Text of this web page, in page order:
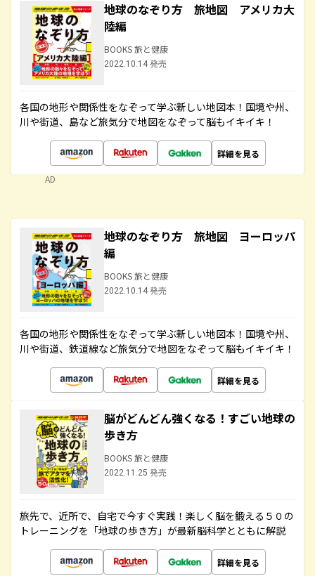
地球のなぞり方 旅地図 アメリカ大
陸編
BOOKS 旅と健康
2022.10.14 発売
各国の地形や関係性をなぞって学ぶ新しい地図本！国境や州、
川や街道、島など旅気分で地図をなぞって脳もイキイキ！
詳細を見る
AD
地球のなぞり方 旅地図 ヨーロッパ
編
BOOKS 旅と健康
2022.10.14 発売
各国の地形や関係性をなぞって学ぶ新しい地図本！国境や州、
川や街道、鉄道線など旅気分で地図をなぞって脳もイキイキ！
詳細を見る
脳がどんどん強くなる！すごい地球の
歩き方
BOOKS 旅と健康
2022.11.25 発売
旅先で、近所で、自宅で今すぐ実践！楽しく脳を鍛える５０の
トレーニングを「地球の歩き方」が最新脳科学とともに解説
詳細を見る